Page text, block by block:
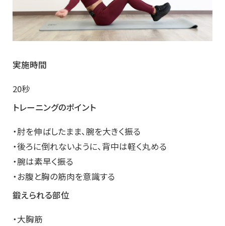
実施時間
20秒
トレーニングのポイント
・肘を伸ばしたまま、腕を大きく振る
・後ろに倒れないように、背中は軽く丸める
・腕は素早く振る
・お腹と胸の筋肉を意識する
鍛えられる部位
・大胸筋